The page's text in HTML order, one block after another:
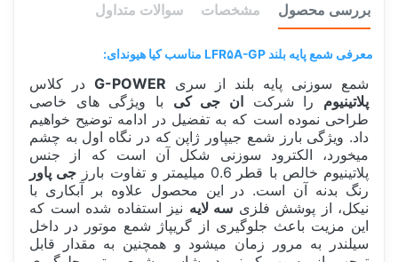
بررسی محصول مشخصات سوالات متداول
معرفی شمع پایه بلند LFR۵A-GP مناسب کیا هیوندای:
شمع سوزنی پایه بلند از سری G-POWER در کلاس
پلاتینیوم را شرکت ان جی کی با ویژگی های خاصی
طراحی نموده است که به تفضیل در ادامه توضیح خواهیم
داد. ویژگی بارز شمع جیپاور ژاپن که در نگاه اول به چشم
میخورد، الکترود سوزنی شکل آن است که از جنس
پلاتینیوم خالص با قطر 0.6 میلیمتر و تفاوت بارز
جی پاور
رنگ بدنه آن است. در این محصول علاوه بر آبکاری با
نیکل، از پوشش فلزی سه لایه نیز استفاده شده است که
این مزیت باعث جلوگیری از گریپاژ شمع موتور در داخل
سیلندر به مرور زمان میشود و همچنین به مقدار قابل